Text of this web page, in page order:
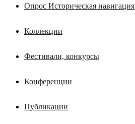
Опрос Историческая навигация
Коллекции
Фестивали, конкурсы
Конференции
Публикации